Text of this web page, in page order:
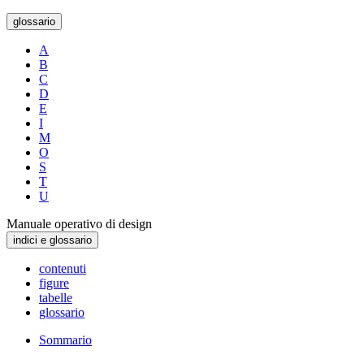
glossario
A
B
C
D
E
I
M
O
S
T
U
Manuale operativo di design
indici e glossario
contenuti
figure
tabelle
glossario
Sommario